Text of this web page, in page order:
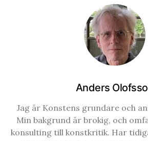
Anders
Jag är Konstens grundare och
Min bakgrund är brokig, och
konsulting till konstkritik. Har